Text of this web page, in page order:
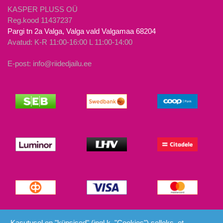
KASPER PLUSS OÜ
Reg.kood 11437237
Pargi tn 2a Valga, Valga vald Valgamaa 68204
Avatud: K-R 11:00-16:00 L 11:00-14:00
E-post: info@riidedjailu.ee